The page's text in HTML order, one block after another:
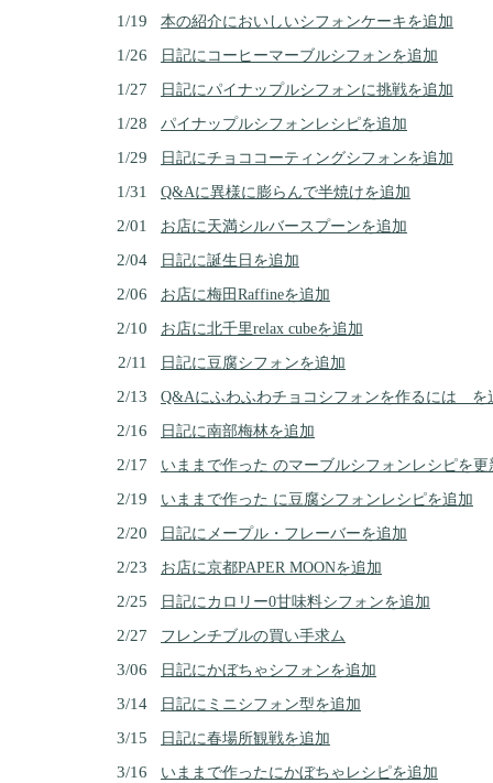
1/19 本の紹介においしいシフォンケーキを追加
1/26 日記にコーヒーマーブルシフォンを追加
1/27 日記にパイナップルシフォンに挑戦を追加
1/28 パイナップルシフォンレシピを追加
1/29 日記にチョココーティングシフォンを追加
1/31 Q&Aに異様に膨らんで半焼けを追加
2/01 お店に天満シルバースプーンを追加
2/04 日記に誕生日を追加
2/06 お店に梅田Raffineを追加
2/10 お店に北千里relax cubeを追加
2/11 日記に豆腐シフォンを追加
2/13 Q&Aにふわふわチョコシフォンを作るには を
2/16 日記に南部梅林を追加
2/17 いままで作った のマーブルシフォンレシピを更
2/19 いままで作った に豆腐シフォンレシピを追加
2/20 日記にメープル・フレーバーを追加
2/23 お店に京都PAPER MOONを追加
2/25 日記にカロリー0甘味料シフォンを追加
2/27 フレンチブルの買い手求ム
3/06 日記にかぼちゃシフォンを追加
3/14 日記にミニシフォン型を追加
3/15 日記に春場所観戦を追加
3/16 いままで作ったにかぼちゃレシピを追加